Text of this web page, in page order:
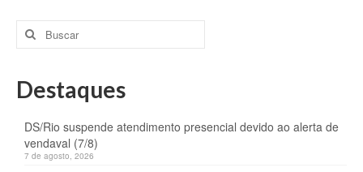
Buscar
por:
Destaques
DS/Rio suspende atendimento presencial devido ao alerta de
vendaval (7/8)
7 de agosto, 2026